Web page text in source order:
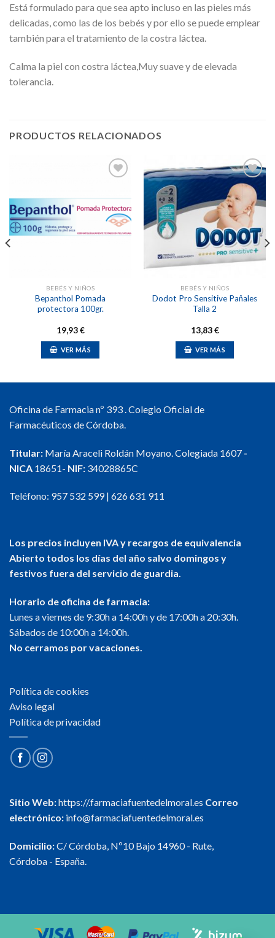
Está formulado para que sea apto incluso en las pieles más
delicadas, como las de los bebés y por ello se puede emplear
también para el tratamiento de la costra láctea.
Calma la piel con costra láctea,Muy suave y de elevada
tolerancia.
PRODUCTOS RELACIONADOS
Añadir
a la
lista de
deseos
BEBÉS Y NIÑOS
Bepanthol Pomada
protectora 100gr.
19,93€
VER MÁS
Añadir
a la
lista de
deseos
BEBÉS Y NIÑOS
Dodot Pro Sensitive Pañales
Talla 2
13,83€
VER MÁS
Oficina de Farmacia nº 393 . Colegio Oficial de
Farmacéuticos de Córdoba.
Titular: María Araceli Roldán Moyano. Colegiada 1607 -
NICA 18651- NIF: 34028865C
Teléfono: 957 532 599| 626 631 911
Los precios incluyen IVA y recargos de equivalencia
Abierto todos los días del año salvo domingos y
festivos fuera del servicio de guardia.
Horario de oficina de farmacia:
Lunes a viernes de 9:30h a 14:00h y de 17:00h a 20:30h.
Sábados de 10:00h a 14:00h.
No cerramos por vacaciones.
Política de cookies
Aviso legal
Política de privacidad
Sitio Web:https://.farmaciafuentedelmoral.es Correo
electrónico: info@farmaciafuentedelmoral.es
Domicilio:C/ Córdoba, Nº10 Bajo 14960 - Rute,
Córdoba - España.